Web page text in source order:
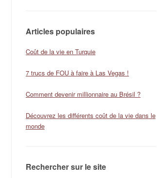
Articles populaires
Coût de la vie en Turquie
7 trucs de FOU à faire à Las Vegas !
Comment devenir millionnaire au Brésil ?
Découvrez les différents coût de la vie dans le
monde
Rechercher sur le site